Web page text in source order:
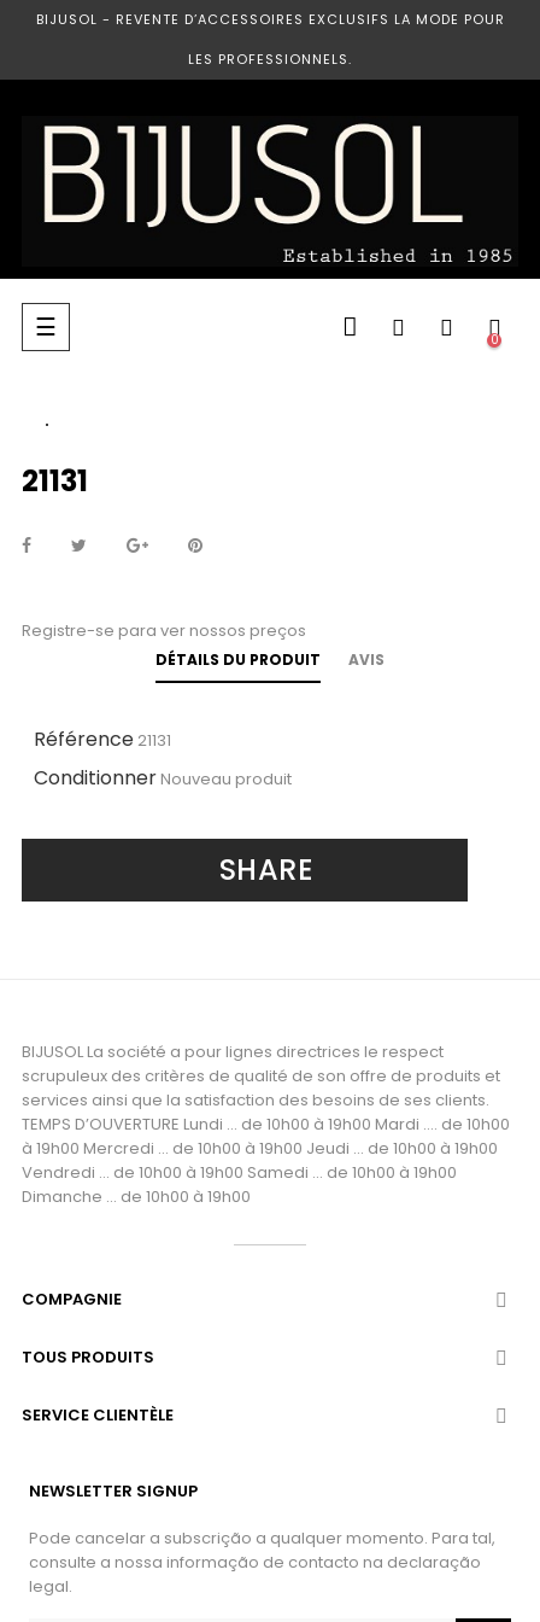
BIJUSOL - REVENTE D’ACCESSOIRES EXCLUSIFS LA MODE POUR
LES PROFESSIONNELS.
Basculer
la
☰ 0
21131
Registre-se para ver nossos preços
DÉTAILS DU PRODUIT AVIS
Référence 21131
Conditionner Nouveau produit
SHARE
BIJUSOL La société a pour lignes directrices le respect
scrupuleux des critères de qualité de son offre de produits et
services ainsi que la satisfaction des besoins de ses clients.
TEMPS D’OUVERTURE Lundi ... de 10h00 à 19h00 Mardi .... de 10h00
à 19h00 Mercredi ... de 10h00 à 19h00 Jeudi ... de 10h00 à 19h00
Vendredi ... de 10h00 à 19h00 Samedi ... de 10h00 à 19h00
Dimanche ... de 10h00 à 19h00
COMPAGNIE 
TOUS PRODUITS 
SERVICE CLIENTÈLE 
NEWSLETTER SIGNUP
Pode cancelar a subscrição a qualquer momento. Para tal,
consulte a nossa informação de contacto na declaração
legal.